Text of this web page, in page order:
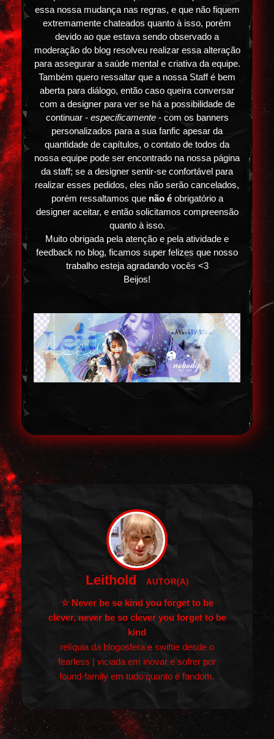
essa nossa mudança nas regras, e que não fiquem
extremamente chateados quanto à isso, porém
devido ao que estava sendo observado a
moderação do blog resolveu realizar essa alteração
para assegurar a saúde mental e criativa da equipe.
Também quero ressaltar que a nossa Staff é bem
aberta para diálogo, então caso queira conversar
com a designer para ver se há a possibilidade de
continuar - especificamente - com os banners
personalizados para a sua fanfic apesar da
quantidade de capítulos, o contato de todos da
nossa equipe pode ser encontrado na nossa página
da staff; se a designer sentir-se confortável para
realizar esses pedidos, eles não serão cancelados,
porém ressaltamos que não éobrigatório a
designer aceitar, e então solicitamos compreensão
quanto à isso.
Muito obrigada pela atenção e pela atividade e
feedback no blog, ficamos super felizes que nosso
trabalho esteja agradando vocês <3
Beijos!
Leithold AUTOR(A)
☆ Never be so kind you forget to be
clever, never be so clever you forget to be
kind
relíquia da blogosfera e swiftie desde o
fearless | viciada em inovar e sofrer por
found-family em tudo quanto é fandom.